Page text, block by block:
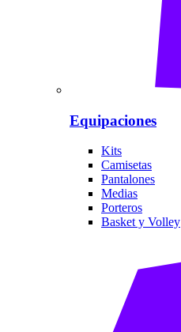
Equipaciones
Kits
Camisetas
Pantalones
Medias
Porteros
Basket y Volley